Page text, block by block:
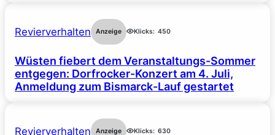
Revierverhalten Anzeige Klicks: 450
Wüsten fiebert dem Veranstaltungs-Sommer
entgegen: Dorfrocker-Konzert am 4. Juli,
Anmeldung zum Bismarck-Lauf gestartet
Revierverhalten Anzeige Klicks: 630